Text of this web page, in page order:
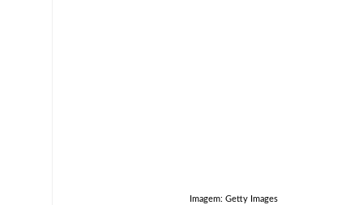
Imagem: Getty Images